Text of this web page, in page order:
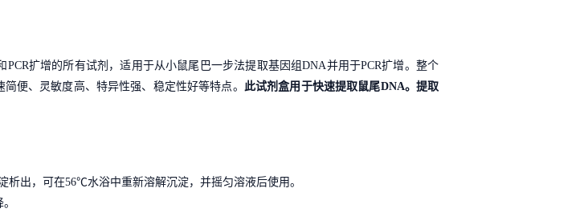
PCR扩增的所有试剂，适用于从小鼠尾巴一步法提取基因组DNA并用于PCR扩增。整个
便、灵敏度高、特异性强、稳定性好等特点。 此试剂盒用于快速提取鼠尾DNA。提取
析出，可在56℃水浴中重新溶解沉淀，并摇匀溶液后使用。